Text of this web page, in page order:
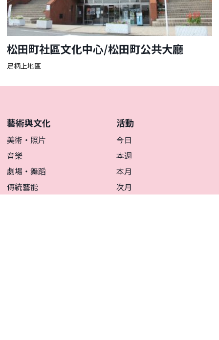
松田町社區文化中心/松田町公共大廳
足柄上地區
藝術與文化
美術・照片
音樂
劇場・舞蹈
傳統藝能
活動
今日
本週
本月
次月